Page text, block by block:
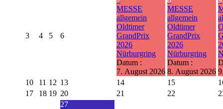
3 4 5 6
MESSE
allgemein
Oldtimer
GrandPrix
2026
Nürburgring
Datum :
7. August 2026
MESSE
allgemein
Oldtimer
GrandPrix
2026
Nürburgring
Datum :
8. August 2026
10
11 12 13 14 15
17
18 19 20 21 22
27